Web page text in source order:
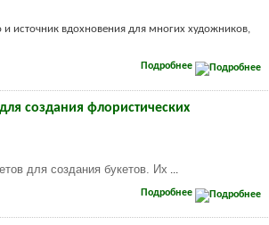
источник вдохновения для многих художников,
Подробнее
создания флористических
для создания букетов. Их
Подробнее